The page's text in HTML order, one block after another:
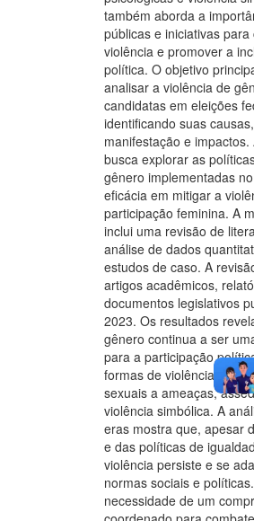
também aborda a
públicas e iniciativas
violência e promover a
política. O objetivo
analisar a violência de
candidatas em eleições
identificando suas
manifestação e
busca explorar as
gênero implementadas
eficácia em mitigar a
participação feminina. A
inclui uma revisão de
análise de dados
estudos de caso. A
artigos acadêmicos,
documentos legislativos
2023. Os resultados
gênero continua a ser
para a participação
formas de violência
sexuais a ameaças,
violência simbólica. A
eras mostra que, apesar
e das políticas de
violência persiste e se
normas sociais e
necessidade de um